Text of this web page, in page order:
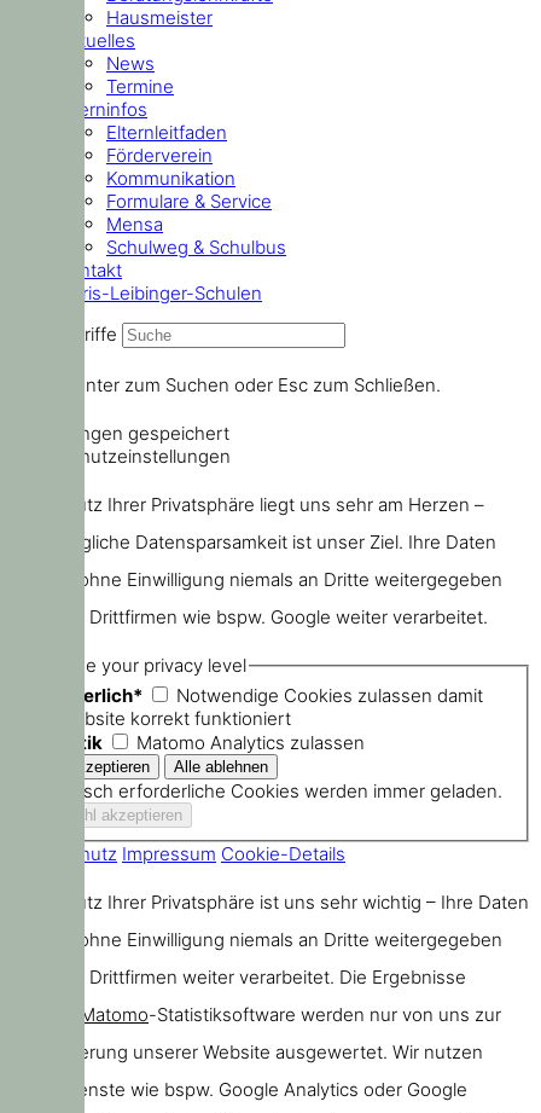
Hausmeister
Aktuelles
News
Termine
Elterninfos
Elternleitfaden
Förderverein
Kommunikation
Formulare & Service
Mensa
Schulweg & Schulbus
Kontakt
Doris-Leibinger-Schulen
Suchbegriffe
Drücke Enter zum Suchen oder Esc zum Schließen.
Einstellungen gespeichert
Datenschutzeinstellungen
Der Schutz Ihrer Privatsphäre liegt uns sehr am Herzen –
größtmögliche Datensparsamkeit ist unser Ziel. Ihre Daten
werden ohne Einwilligung niemals an Dritte weitergegeben
oder von Drittfirmen wie bspw. Google weiter verarbeitet.
Choose your privacy level
Erforderlich*
Notwendige Cookies zulassen damit
die Website korrekt funktioniert
Statistik
Matomo Analytics zulassen
Technisch erforderliche Cookies werden immer geladen.
Datenschutz Impressum Cookie-Details
Der Schutz Ihrer Privatsphäre ist uns sehr wichtig – Ihre Daten
werden ohne Einwilligung niemals an Dritte weitergegeben
oder von Drittfirmen weiter verarbeitet. Die Ergebnisse
Matomo-Statistiksoftware werden nur von uns zur
Verbesserung unserer Website ausgewertet. Wir nutzen
keine Dienste wie bspw. Google Analytics oder Google